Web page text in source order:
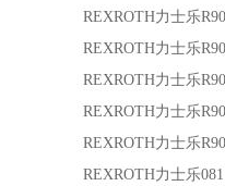
REXROTH力士乐
REXROTH力士乐
REXROTH力士乐
REXROTH力士乐
REXROTH力士乐
REXROTH力士乐